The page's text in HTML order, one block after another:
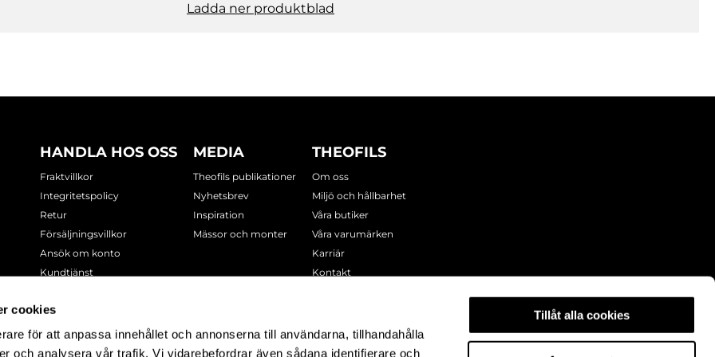
cookies
för att anpassa innehållet och annonserna till användarna, tillhandahålla
och analysera vår trafik. Vi vidarebefordrar även sådana identifierare och
Tillåt alla cookies
Ladda ner produktblad
HANDLA HOS OSS
Fraktvillkor
Integritetspolicy
Retur
Försäljningsvillkor
Ansök om konto
Kundtjänst
MEDIA
Theofils publikationer
Nyhetsbrev
Inspiration
Mässor och monter
THEOFILS
Om oss
Miljö och hållbarhet
Våra butiker
Våra varumärken
Karriär
Kontakt